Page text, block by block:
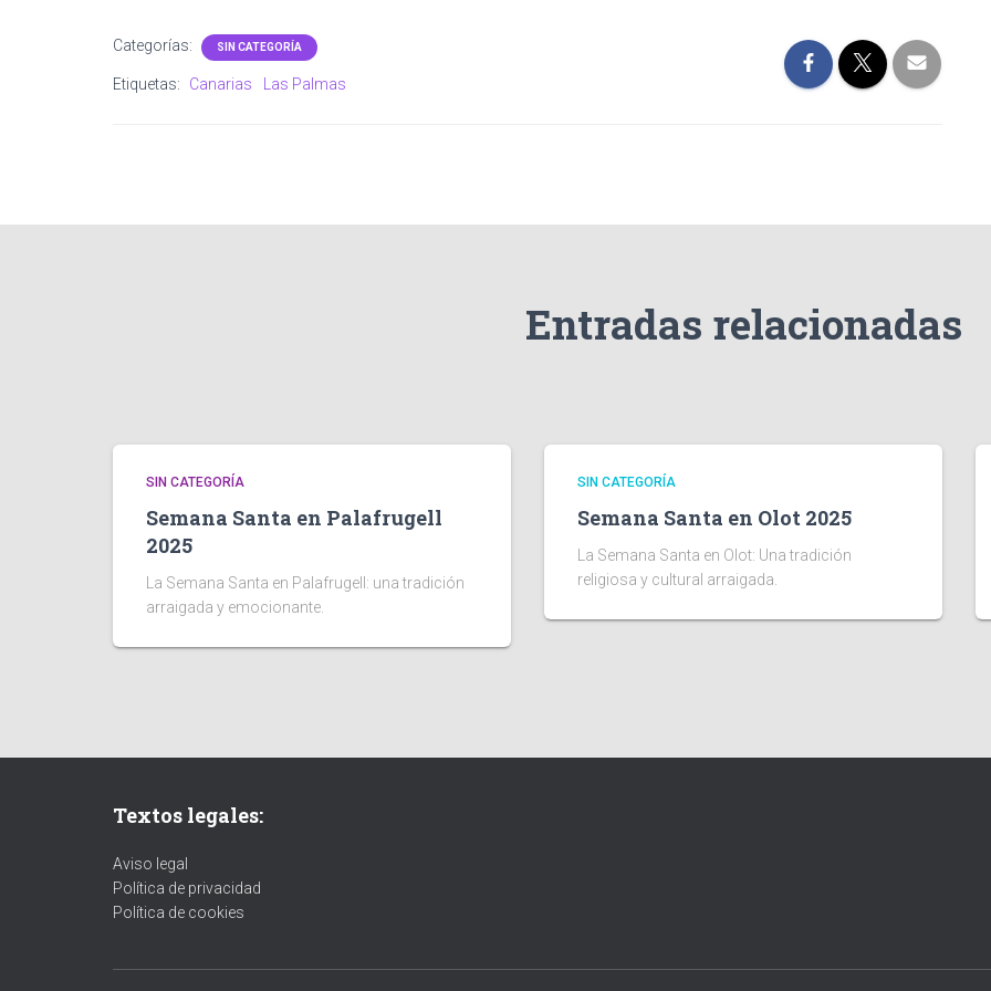
Categorías: SIN CATEGORÍA
Etiquetas: Canarias Las Palmas
Entradas relacionadas
SIN CATEGORÍA
Semana Santa en Palafrugell
2025
La Semana Santa en Palafrugell: una tradición
arraigada y emocionante.
SIN CATEGORÍA
Semana Santa en Olot 2025
La Semana Santa en Olot: Una tradición
religiosa y cultural arraigada.
Textos legales:
Aviso legal
Política de privacidad
Política de cookies